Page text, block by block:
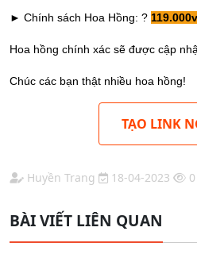
► Chính sách Hoa Hồng: ? 119
Hoa hồng chính xác sẽ được cập
Chúc các bạn thật nhiều hoa hồng!
TẠO LINK
Huyền Trang 18-04-2023 0
BÀI VIẾT LIÊN QUAN